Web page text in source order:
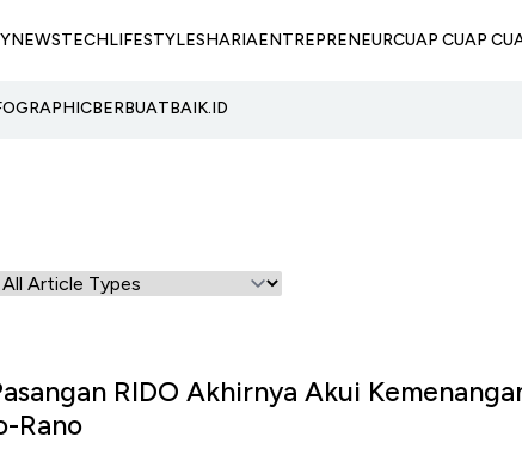
NEWSTECHLIFESTYLESHARIAENTREPRENEURCUAP CUAP
BERBUATBAIK.ID
RIDO Akhirnya Akui
Rano